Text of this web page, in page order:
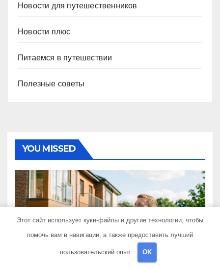
Новости для путешественников
Новости плюс
Питаемся в путешествии
Полезные советы
YOU MISSED
Условия участия в военной
ипотеке на новостройки по
программе НИС и перечень
аккредитованных банков
10 ИЮЛЯ 2026 TRAVELBOX27_
Этот сайт использует куки-файлы и другие технологии, чтобы
помочь вам в навигации, а также предоставить лучший
пользовательский опыт. OK